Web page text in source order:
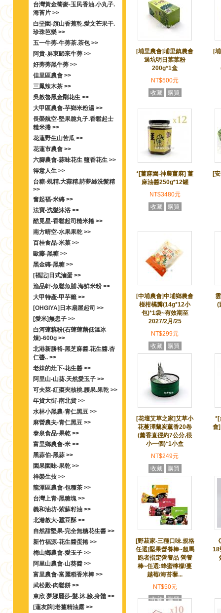
台灣黃金蕎麥-玉民香油.小丸子.
海苔片 >>
白堊園-旗山香蕉乾.愛文芒果干.
珍珠芭樂 >>
五一牛蒡-牛蒡茶.茶包 >>
阿貴-屏東歸來牛蒡 >>
好蒡蒡黑牛蒡 >>
佳里區農會 >>
三鳳辣木茶 >>
吳啟魯黑金剛花生 >>
大甲區農會-芋鄉米粉湯 >>
長榮航空-堅果脆丸子.香鬆起士
糙米捲 >>
花蓮野生山苦瓜 >>
花蓮市農會 >>
六腳農會-蒜味花生 鹽香花生 >>
得意人生 >>
台糖-蜆精.大蒜精.詩夢絲洗髮精
>>
奮起福-米磚 >>
法寶-洗髮沐浴 >>
酷覓星-香鬆起司糙米捲 >>
南方晴空-水果果乾 >>
百桂食品-米菓 >>
歐藤-黑糖 >>
黑金磚-黑糖 >>
[福記]日式滷蛋 >>
漁品軒-魚鬆魚脯.海鮮米粉 >>
大甲特產-甲芋籤 >>
[OHGIYA]日本扇屋起司 >>
[愛米]無患子 >>
白河蓮藕粉(石蓮蓮藕低溫冰
煉)-600g >>
北港新勝裕-黑芝麻醬.花生醬.杏
仁醬.. >>
老妹的灶下-花生醬 >>
阿里山-山葵.天然愛玉子 >>
可夫萊-紅棗夾核桃.腰果.果乾 >>
年貨大街-南北貨 >>
水林小黑農-青仁黑豆 >>
麻營農夫-青仁黑豆 >>
泰泉食品-果乾 >>
富里鄉農會-米 >>
黑蒜伯-黑蒜 >>
園果園味-果乾 >>
祥榮生技 >>
龍潭區農會-包種茶 >>
台灣上青-黑糖塊 >>
義和油坊-紫蘇籽油 >>
北港啟大-蠶豆酥 >>
自然甜堅果-完全無糖花生醬 >>
新竹福源-花生醬蛋捲 >>
梅山鄉農會-愛玉子 >>
阿里山農會-山葵醬 >>
富里農會-富麗稻香米棒 >>
武松殿-肉鬆餅 >>
東欣 夢娜麗莎-髮.沐.臉.身體 >>
[蓮友牌]老薑精油露 >>
[埔里農會]埔里鎮農會
過坑明日葉葉粉
200g*1盒
NT$500元
收藏
購買
[
*[薑麻園-神農薑麻] 薑
麻油醬250g*12罐
NT$3480元
收藏
購買
[
[中埔農會]中埔鄉農會
椪柑橘瓣(14g*12小
包)*1袋~有效期至
2027/2月/25
NT$299元
收藏
購買
(
[花壇艾草之家]艾草小
花蔓澤蘭炭薰香20卷
(薰香直徑約7公分,很
小一個)*1小盒
NT$249元
收藏
購買
*[
會
[野菽家-三種口味.規格
任選]堅果營養棒~超馬
跑者指定營養品 營養
棒~任選:蜂蜜檸檬/蔓
越莓/海苔藜...
NT$50元
收藏
購買
18